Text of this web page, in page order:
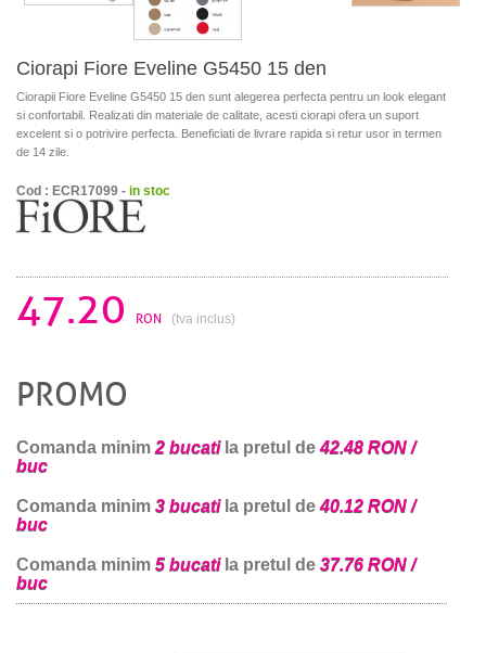
Ciorapi Fiore Eveline G5450 15 den
Ciorapii Fiore Eveline G5450 15 den sunt alegerea perfecta pentru un look elegant
si confortabil. Realizati din materiale de calitate, acesti ciorapi ofera un suport
excelent si o potrivire perfecta. Beneficiati de livrare rapida si retur usor in termen
de 14 zile.
Cod : ECR17099 - in stoc
47.20 RON (tva inclus)
PROMO
Comanda minim 2 bucatila pretul de42.48 RON /
buc
Comanda minim 3 bucatila pretul de40.12 RON /
buc
Comanda minim 5 bucatila pretul de 37.76 RON /
buc